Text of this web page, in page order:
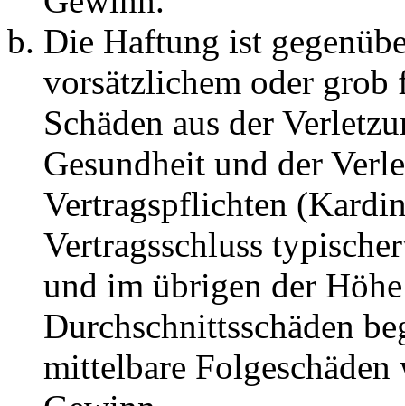
Die Haftung ist
vorsätzlichem oder grob
Schäden aus der
Gesundheit und der
Vertragspflichten
Vertragsschluss
und im übrigen der
Durchschnittsschäden
mittelbare Folgeschäden